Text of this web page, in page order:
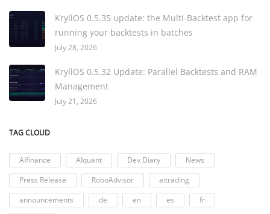
KryllOS 0.5.35 update: the Multi-Backtest app for
running your backtests in batches
July 28, 2026
KryllOS 0.5.32 Update: Parallel Backtests and RAM
Management
July 21, 2026
TAG CLOUD
AIfinance AIquant Dev Diary
News
Press Release
RoboAdvisor
aitrading
announcements
de en es
fr